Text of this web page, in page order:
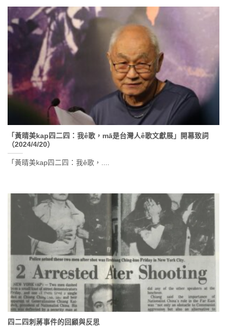
「黃晴美kap四二四：我ê歌，mā是台灣人ê歌文獻展」開幕致詞
（2024/4/20）
「黃晴美kap四二四：我ê歌，....
四二四刺蔣事件的回顧與反思